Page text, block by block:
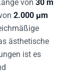
von 30 m
2.000 µm
ästhetische
ist es